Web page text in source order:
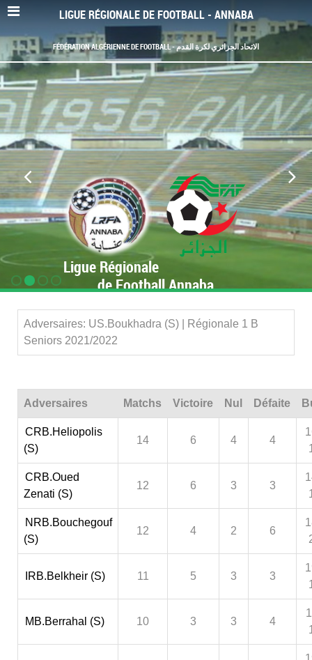
LIGUE RÉGIONALE DE FOOTBALL - ANNABA
FÉDÉRATION ALGÉRIENNE DE FOOTBALL - الاتحاد الجزائري لكرة القدم
Ligue Régionale
de Football Annaba
Adversaires: US.Boukhadra (S) | Régionale 1 B
Seniors 2021/2022
Adversaires Matchs Victoire Nul Défaite
CRB.Heliopolis
(S)
14 6 4 4
CRB.Oued
Zenati (S)
12 6 3 3
NRB.Bouchegouf
(S)
12 4 2 6
IRB.Belkheir (S) 11 5 3 3
MB.Berrahal (S) 10 3 3 4